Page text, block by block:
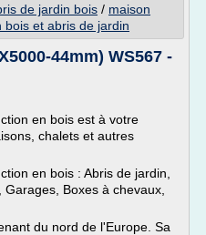
de jardin bois / maison
bois et abris de jardin
44mm) WS567 -
en bois est à votre
chalets et autres
en bois : Abris de jardin,
Boxes à chevaux,
du nord de l'Europe. Sa